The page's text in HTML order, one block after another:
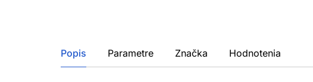
Popis Parametre Značka Hodnotenia